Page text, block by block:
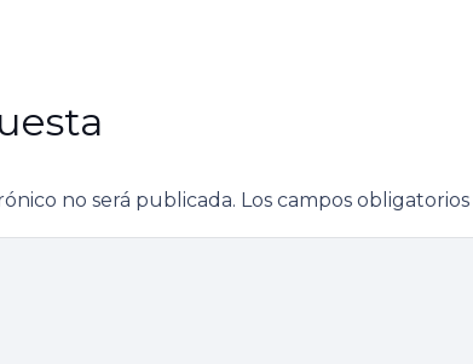
no será publicada. Los campos